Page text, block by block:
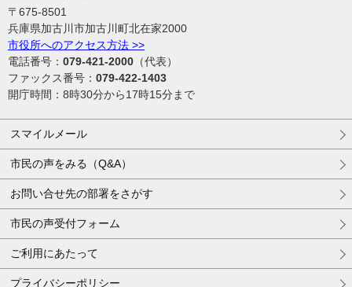
〒675-8501
兵庫県加古川市加古川町北在家2000
市役所へのアクセス方法 >>
電話番号： 079-421-2000 （代表）
ファックス番号： 079-422-1403
開庁時間：8時30分から17時15分まで
スマイルメール
市民の声をみる（Q&A）
お問い合せ先の部署をさがす
市民の声受付フォーム
ご利用にあたって
プライバシーポリシー